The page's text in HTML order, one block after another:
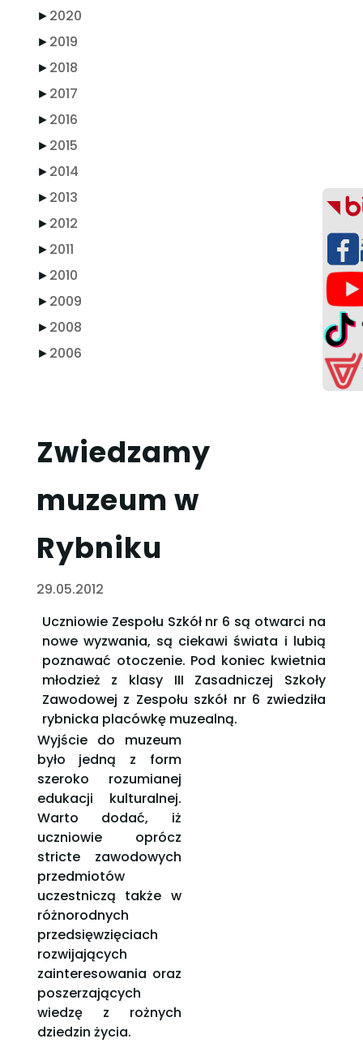
►2020
►2019
►2018
►2017
►2016
►2015
►2014
►2013
►2012
►2011
►2010
►2009
►2008
►2006
Zwiedzamy
muzeum w
Rybniku
29.05.2012
Uczniowie Zespołu Szkół nr 6 są otwarci na
nowe wyzwania, są ciekawi świata i lubią
poznawać otoczenie. Pod koniec kwietnia
młodzież z klasy III Zasadniczej Szkoły
Zawodowej z Zespołu szkół nr 6 zwiedziła
rybnicka placówkę muzealną.
Wyjście do muzeum
było jedną z form
szeroko rozumianej
edukacji kulturalnej.
Warto dodać, iż
uczniowie oprócz
stricte zawodowych
przedmiotów
uczestniczą także w
różnorodnych
przedsięwzięciach
rozwijających
zainteresowania oraz
poszerzających
wiedzę z rożnych
dziedzin życia.